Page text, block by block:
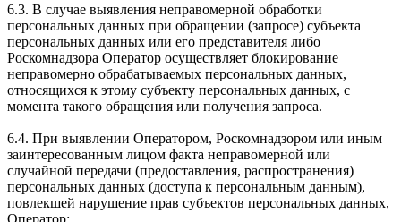
6.3. В случае выявления неправомерной обработки
персональных данных при обращении (запросе) субъекта
персональных данных или его представителя либо
Роскомнадзора Оператор осуществляет блокирование
неправомерно обрабатываемых персональных данных,
относящихся к этому субъекту персональных данных, с
момента такого обращения или получения запроса.
6.4. При выявлении Оператором, Роскомнадзором или иным
заинтересованным лицом факта неправомерной или
случайной передачи (предоставления, распространения)
персональных данных (доступа к персональным данным),
повлекшей нарушение прав субъектов персональных данных,
Оператор: